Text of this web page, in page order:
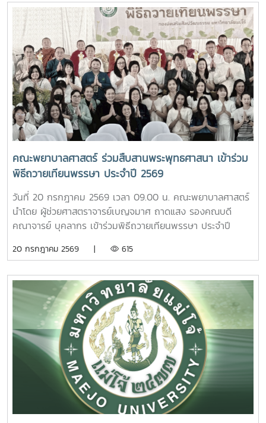
พงษ์พานิช และนายพงษ์พิพัฒน์ ราชจันทร์ ได้นำนักศึกษาเยี่ยม
ชมเส้นทางและสถานที่สำคัญภายในมหาวิทยาลัย อาทิ อนุสาวรีย์
คุณพระช่วงเกษตรศิลปการ เพื่อให้นักศึกษาได้เรียนรู้ประวัติและ
คุณูปการของปูชนียบุคคลผู้มีความสำคัญต่อมหาวิทยาลัย คุณค่า
ทางประวัติศาสตร์และจิตวิญญาณของสถาบันและช่วงบ่าย คณะ
นักศึกษาได้เข้าเยี่ยมชมสำนักฟาร์มมหาวิทยาลัย และสำนักวิจัย
และส่งเสริมวิชาการการเกษตร โดยมี นางสาววัชรินทร์ จันท
วรรณ ให้การต้อนรับ พร้อมบรรยายให้ความรู้เกี่ยวกับการผลิต
และการพัฒนาผลิตภัณฑ์กัญชงเพื่อสุขภาพ รวมทั้งนำเยี่ยมชม
แปลงกัญชง เพื่อเปิดมุมมองด้านงานวิจัยและนวัตกรรมทางการ
เกษตรของมหาวิทยาลัย จากนั้น นักศึกษาได้เดินทางไปศึกษา
แหล่งเรียนรู้อ่างเก็บน้ำห้วยโจ้ พร้อมนั่งรถเยี่ยมชมบริเวณรอบ
คณะและหน่วยงานที่ตั้งอยู่นอกพื้นที่หลักของมหาวิทยาลัย ได้แก่
คณะสัตวศาสตร์และเทคโนโลยี และวิทยาลัยพลังงาน เพื่อเรียนรู้
ศักยภาพและความหลากหลายของศาสตร์ที่มหาวิทยาลัยแม่โจ้เปิด
การเรียนการสอน กิจกรรมตามโครงการดังกล่าว นับว่าเป็นการ
ส่งเสริมการเรียนรู้นอกห้องเรียน สร้างเครือข่ายความร่วมมือ
ระหว่างหน่วยงาน พัฒนาทักษะการคิดวิเคราะห์ การแก้ไขปัญหา
ตลอดจนการปรับตัวในรั้วมหาวิทยาลัย อันเป็นรากฐานสำคัญใน
การก้าวสู่การเป็นวิชาชีพพยาบาลที่มีคุณธรรมและจริยธรรมต่อไป
ศาสตร์ และนักศึกษา เข้าร่วมอย่างพร้อมเพรียงห้อง “ร่ม
อินทนิล” เกิดขึ้นจากความร่วมมือระหว่างมหาวิทยาลัยแม่โจ้และ
คณะพยาบาลศาสตร์ เพื่อเป็นศูนย์ให้บริการด้านการดูแลสุขภาพ
เบื้องต้น การให้คำปรึกษา แนะนำด้านสุขภาพกายและสุขภาพใจ
แก่นักศึกษา เพื่อให้นักศึกษาได้รับการดูแลอย่างทั่วถึง มีสุขภาวะ
ที่ดีทั้งด้านร่างกายและจิตใจ อันจะนำไปสู่การส่งเสริมคุณภาพ
ชีวิต ความปลอดภัย และสวัสดิภาพการใช้ชีวิตภายในมหาวิทยาลัย
โดยจะเปิดให้บริการทุกวัน ตั้งแต่เวลา 17.00-20.00 น.นอกจากนี้
ห้อง “ร่มอินทนิล” ยังเป็นพื้นที่แห่งการเรียนรู้และฝึกปฏิบัติ
วิชาชีพของนักศึกษาพยาบาล ภายใต้การกำกับดูแลของ
คณาจารย์และบุคลากรผู้เชี่ยวชาญ เพื่อให้นักศึกษาได้พัฒนา
ทักษะการดูแลผู้รับบริการจากสถานการณ์จริง ควบคู่ไปกับการ
สร้างประโยชน์แก่สังคมภายในมหาวิทยาลัยอย่างไรก็ตาม การเปิด
ให้บริการห้อง “ร่มอินทนิล” ในครั้งนี้ นับว่าเป็นก้าวสำคัญของ
มหาวิทยาลัย ในการพัฒนาระบบการดูแลสุขภาพของนักศึกษา
อย่างเป็นรูปธรรม สะท้อนถึงความมุ่งมั่นในการสร้างสภาพ
ดีของนักศึกษาอย่างรอบด้าน
คณะพยาบาลศาสตร์ ร่วมสืบสานพระพุทธศาสนา เข้าร่วม
พิธีถวายเทียนพรรษา ประจำปี 2569
วันที่ 20 กรกฎาคม 2569 เวลา 09.00 น. คณะพยาบาลศาสตร์
นำโดย ผู้ช่วยศาสตราจารย์เบญจมาศ ถาดแสง รองคณบดี
คณาจารย์ บุคลากร เข้าร่วมพิธีถวายเทียนพรรษา ประจำปี
ประธานในพิธี ณ อาคารแผ่พืชน์ มหาวิทยาลัยแม่โจ้ผู้เข้าร่วมพิธี
(9 วัด) เพื่อสืบสานและทำนุบำรุงพระพุทธศาสนา เนื่องใน
เทศกาลเข้าพรรษา อันเป็นประเพณีสำคัญของพุทธศาสนิกชน
อีกทั้งยังเป็นการส่งเสริมการอนุรักษ์ศิลปวัฒนธรรมและปลูกฝัง
คุณธรรม จริยธรรม ตลอดจนสร้างความเป็นสิริมงคลแก่ชีวิต
คณะพยาบาลศาสตร์ มุ่งมั่น ส่งเสริมให้บุคลากรมีส่วนร่วมในการ
อนุรักษ์ขนบธรรมเนียมประเพณีอันดีงามของไทย ควบคู่ไปกับ
การพัฒนาความรู้และคุณธรรม เพื่อเติบโตเป็นบัณฑิตที่มี
คุณภาพและมีจิตสำนึกในการรับผิดชอบต่อสังคมและประเทศชาติ
ต่อไปอย่างไรก็ตาม พิธีถวายเทียนพรรษาในครั้งนี้ จัดโดย กอง
ส่งเสริมศิลปวัฒนธรรม มหาวิทยาลัยแม่โจ้
20 กรกฎาคม 2569 | 615